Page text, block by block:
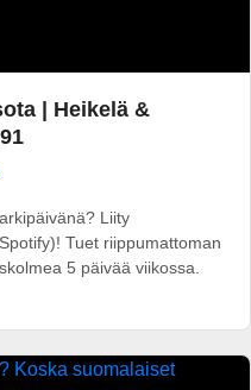
| Heikelä &
Liity
Tuet riippumattoman
5 päivää viikossa.